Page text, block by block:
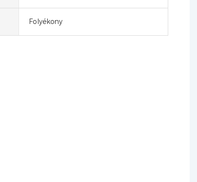
Folyékony